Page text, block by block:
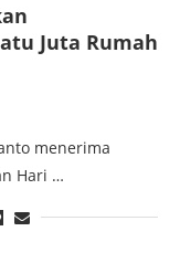
Juta Rumah
menerima
Hari …